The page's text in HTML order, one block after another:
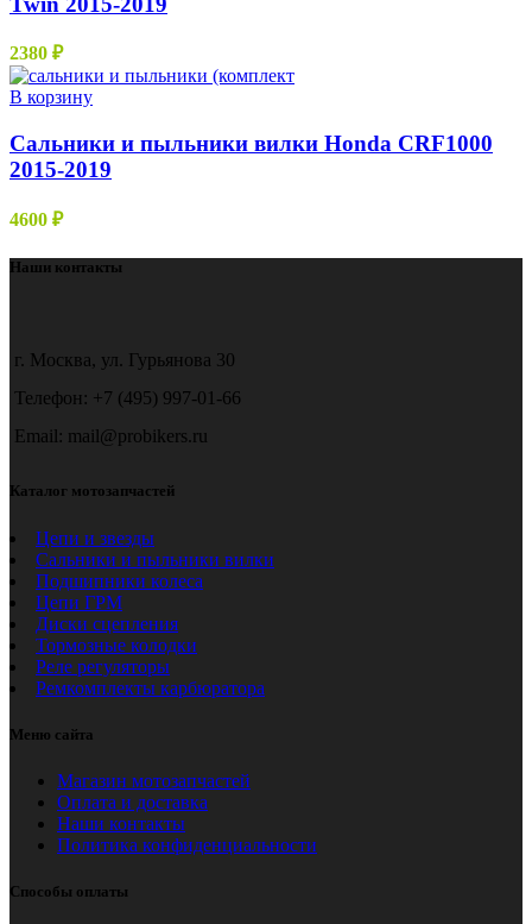
2380 ₽
В корзину
Сальники и пыльники вилки Honda CRF1000
2015-2019
4600 ₽
Наши контакты
г. Москва, ул. Гурьянова 30
Телефон: +7 (495) 997-01-66
Email: mail@probikers.ru
Каталог мотозапчастей
Цепи и звезды
Сальники и пыльники вилки
Подшипники колеса
Цепи ГРМ
Диски сцепления
Тормозные колодки
Реле регуляторы
Ремкомплекты карбюратора
Меню сайта
Магазин мотозапчастей
Оплата и доставка
Наши контакты
Политика конфиденциальности
Способы оплаты